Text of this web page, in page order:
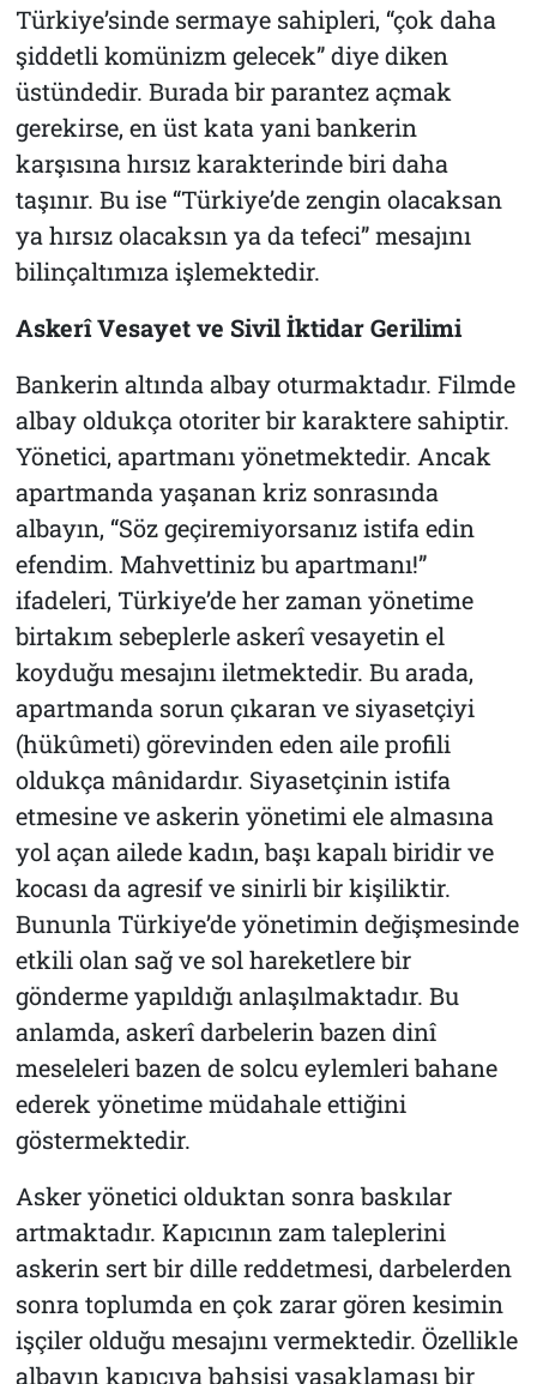
Türkiye’sinde sermaye sahipleri, “çok daha
şiddetli komünizm gelecek” diye diken
üstündedir. Burada bir parantez açmak
gerekirse, en üst kata yani bankerin
karşısına hırsız karakterinde biri daha
taşınır. Bu ise “Türkiye’de zengin olacaksan
ya hırsız olacaksın ya da tefeci” mesajını
bilinçaltımıza işlemektedir.
Askerî Vesayet ve Sivil İktidar Gerilimi
Bankerin altında albay oturmaktadır. Filmde
albay oldukça otoriter bir karaktere sahiptir.
Yönetici, apartmanı yönetmektedir. Ancak
apartmanda yaşanan kriz sonrasında
albayın, “Söz geçiremiyorsanız istifa edin
efendim. Mahvettiniz bu apartmanı!”
ifadeleri, Türkiye’de her zaman yönetime
birtakım sebeplerle askerî vesayetin el
koyduğu mesajını iletmektedir. Bu arada,
apartmanda sorun çıkaran ve siyasetçiyi
(hükûmeti) görevinden eden aile profili
oldukça mânidardır. Siyasetçinin istifa
etmesine ve askerin yönetimi ele almasına
yol açan ailede kadın, başı kapalı biridir ve
kocası da agresif ve sinirli bir kişiliktir.
Bununla Türkiye’de yönetimin değişmesinde
etkili olan sağ ve sol hareketlere bir
gönderme yapıldığı anlaşılmaktadır. Bu
anlamda, askerî darbelerin bazen dinî
meseleleri bazen de solcu eylemleri bahane
ederek yönetime müdahale ettiğini
göstermektedir.
Asker yönetici olduktan sonra baskılar
artmaktadır. Kapıcının zam taleplerini
askerin sert bir dille reddetmesi, darbelerden
sonra toplumda en çok zarar gören kesimin
işçiler olduğu mesajını vermektedir. Özellikle
albayın kapıcıya bahşişi yasaklaması bir